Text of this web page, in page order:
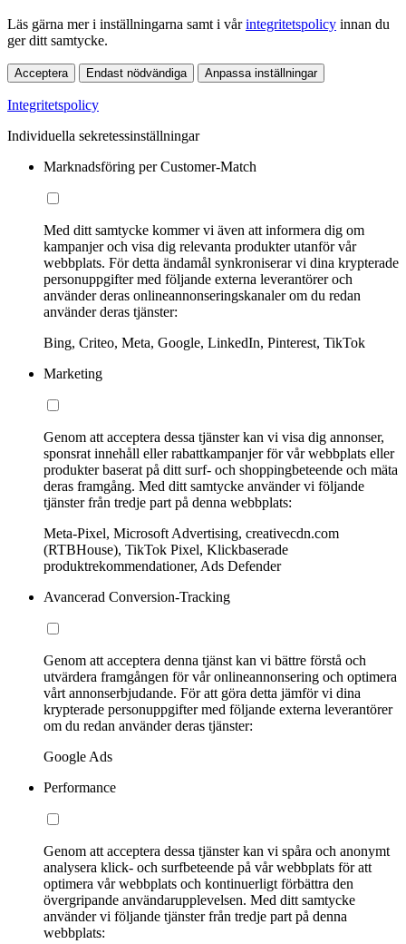
Läs gärna mer i inställningarna samt i vårintegritetspolicy innan du
ger ditt samtycke.
Acceptera Endast nödvändiga Anpassa inställningar
Integritetspolicy
Individuella sekretessinställningar
Marknadsföring per Customer-Match
Med ditt samtycke kommer vi även att informera dig om
kampanjer och visa dig relevanta produkter utanför vår
webbplats. För detta ändamål synkroniserar vi dina krypterade
personuppgifter med följande externa leverantörer och
använder deras onlineannonseringskanaler om du redan
använder deras tjänster:
Bing, Criteo, Meta, Google, LinkedIn, Pinterest, TikTok
Marketing
Genom att acceptera dessa tjänster kan vi visa dig annonser,
sponsrat innehåll eller rabattkampanjer för vår webbplats eller
produkter baserat på ditt surf- och shoppingbeteende och mäta
deras framgång. Med ditt samtycke använder vi följande
tjänster från tredje part på denna webbplats:
Meta-Pixel, Microsoft Advertising, creativecdn.com
(RTBHouse), TikTok Pixel, Klickbaserade
produktrekommendationer, Ads Defender
Avancerad Conversion-Tracking
Genom att acceptera denna tjänst kan vi bättre förstå och
utvärdera framgången för vår onlineannonsering och optimera
vårt annonserbjudande. För att göra detta jämför vi dina
krypterade personuppgifter med följande externa leverantörer
om du redan använder deras tjänster:
Google Ads
Performance
Genom att acceptera dessa tjänster kan vi spåra och anonymt
analysera klick- och surfbeteende på vår webbplats för att
optimera vår webbplats och kontinuerligt förbättra den
övergripande användarupplevelsen. Med ditt samtycke
använder vi följande tjänster från tredje part på denna
webbplats: